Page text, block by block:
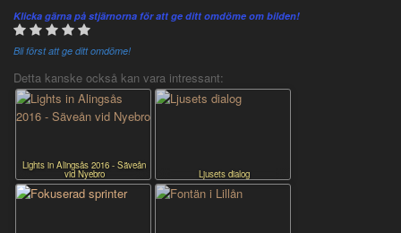
Klicka gärna på stjärnorna för att ge ditt omdöme om bilden!
Bli först att ge ditt omdöme!
Detta kanske också kan vara intressant:
Lights in Alingsås 2016 - Säveån
vid Nyebro Ljusets dialog